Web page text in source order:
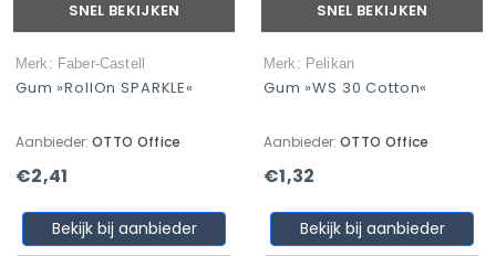
SNEL BEKIJKEN
Merk: Faber-Castell
Gum »RollOn SPARKLE«
Aanbieder: OTTO Office
€2,41
Bekijk bij aanbieder
SNEL BEKIJKEN
Merk: Pelikan
Gum »WS 30 Cotton«
Aanbieder: OTTO Office
€1,32
Bekijk bij aanbieder